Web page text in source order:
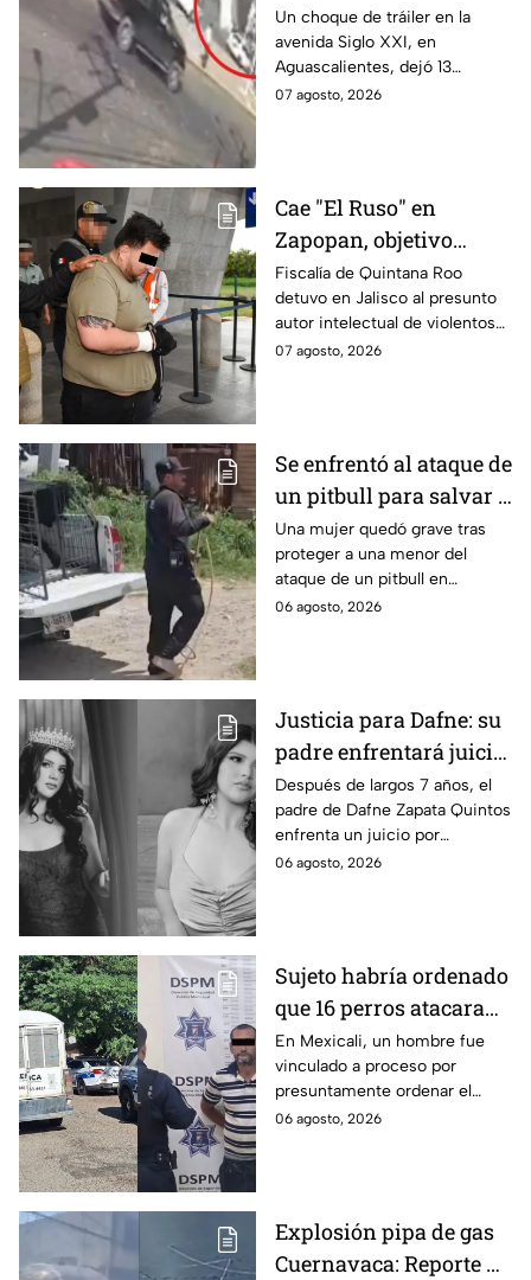
avenida Siglo XXI en
Aguascalientes deja
varios heridos y
destrozos
Un choque de tráiler en la
avenida Siglo XXI, en
Aguascalientes, dejó 13
heridos y varios vehículos
07 agosto, 2026
Cae "El Ruso" en
Zapopan, objetivo
prioritario en Playa del
Carmen
Fiscalía de Quintana Roo
detuvo en Jalisco al presunto
autor intelectual de violentos
ataques en fraccionamientos
07 agosto, 2026
Se enfrentó al ataque de
un pitbull para salvar a
una menor; hoy lucha
por su vida en Zapopan
Una mujer quedó grave tras
proteger a una menor del
ataque de un pitbull en
Zapopan; la víctima sufrió
06 agosto, 2026
Justicia para Dafne: su
padre enfrentará juicio
por presunto abuso
cometido en 2019 en
Tamaulipas
Después de largos 7 años, el
padre de Dafne Zapata Quintos
enfrenta un juicio por
presuntamente abusar de la
06 agosto, 2026
Sujeto habría ordenado
que 16 perros atacaran
a su hermana con
discapacidad en
Mexicali, BC
En Mexicali, un hombre fue
vinculado a proceso por
presuntamente ordenar el
ataque de 16 perros contra su
06 agosto, 2026
Explosión pipa de gas
Cuernavaca: Reporte de